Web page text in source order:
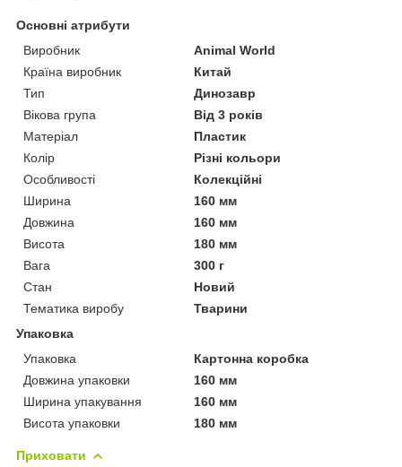
Основні атрибути
Виробник
Animal World
Країна виробник
Китай
Тип
Динозавр
Вікова група
Від 3 років
Матеріал
Пластик
Колір
Різні кольори
Особливості
Колекційні
Ширина
160 мм
Довжина
160 мм
Висота
180 мм
Вага
300 г
Стан
Новий
Тематика виробу
Тварини
Упаковка
Упаковка
Картонна коробка
Довжина упаковки
160 мм
Ширина упакування
160 мм
Висота упаковки
180 мм
Приховати